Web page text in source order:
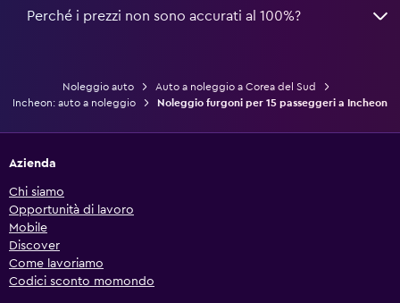
Perché i prezzi non sono accurati al 100%?
Noleggio auto
Auto a noleggio a Corea del Sud
Incheon: auto a noleggio
Noleggio furgoni per 15 passeggeri a Incheon
Azienda
Chi siamo
Opportunità di lavoro
Mobile
Discover
Come lavoriamo
Codici sconto momondo